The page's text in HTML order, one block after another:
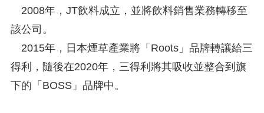
2008年，JT飲料成立，並將飲料銷售業務轉移至
該公司。
2015年，日本煙草產業將「Roots」品牌轉讓給三
得利，隨後在2020年，三得利將其吸收並整合到旗
下的「BOSS」品牌中。